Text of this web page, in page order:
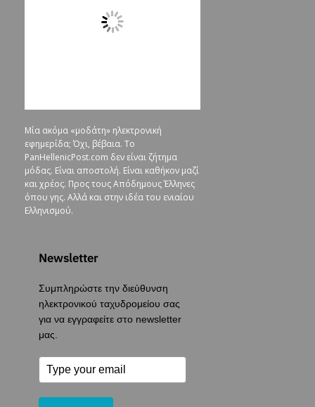
Μία ακόμα «μοδάτη» ηλεκτρονική
εφημερίδα; Όχι, βέβαια. To
PanHellenicPost.com δεν είναι ζήτημα
μόδας. Είναι αποστολή. Είναι καθήκον μαζί
και χρέος. Προς τους Απόδημους Έλληνες
όπου γης. Αλλά και στην ιδέα του ενιαίου
Ελληνισμού.
Newsletter
Συμπληρώστε την διεύθυνση
ηλεκτρονικού ταχυδρομείου σας
για να εγγραφείτε στο newsletter
μας.